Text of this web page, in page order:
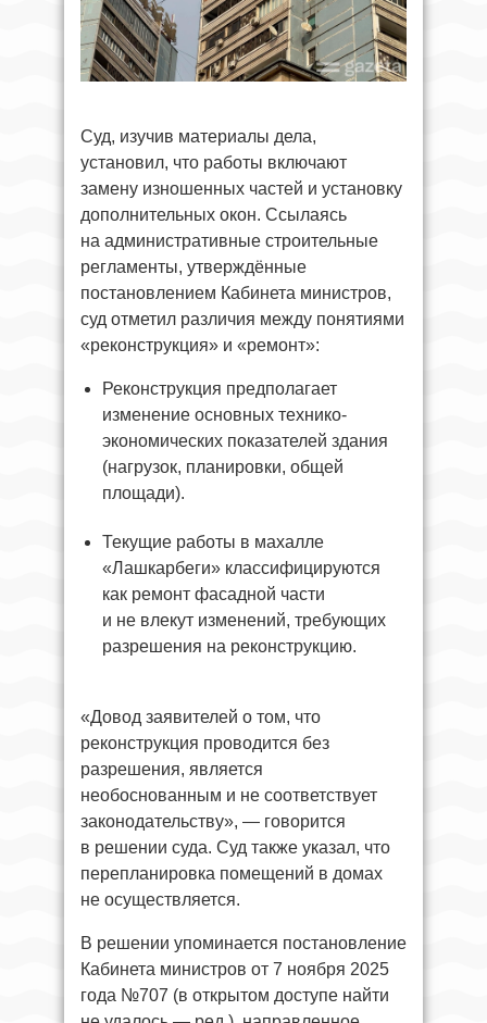
Суд, изучив материалы дела,
установил, что работы включают
замену изношенных частей и установку
дополнительных окон. Ссылаясь
на административные строительные
регламенты, утверждённые
постановлением Кабинета министров,
суд отметил различия между понятиями
«реконструкция» и «ремонт»:
Реконструкция предполагает
изменение основных технико-
экономических показателей здания
(нагрузок, планировки, общей
площади).
Текущие работы в махалле
«Лашкарбеги» классифицируются
как ремонт фасадной части
и не влекут изменений, требующих
разрешения на реконструкцию.
«Довод заявителей о том, что
реконструкция проводится без
разрешения, является
необоснованным и не соответствует
законодательству», — говорится
в решении суда. Суд также указал, что
перепланировка помещений в домах
не осуществляется.
В решении упоминается постановление
Кабинета министров от 7 ноября 2025
года №707 (в открытом доступе найти